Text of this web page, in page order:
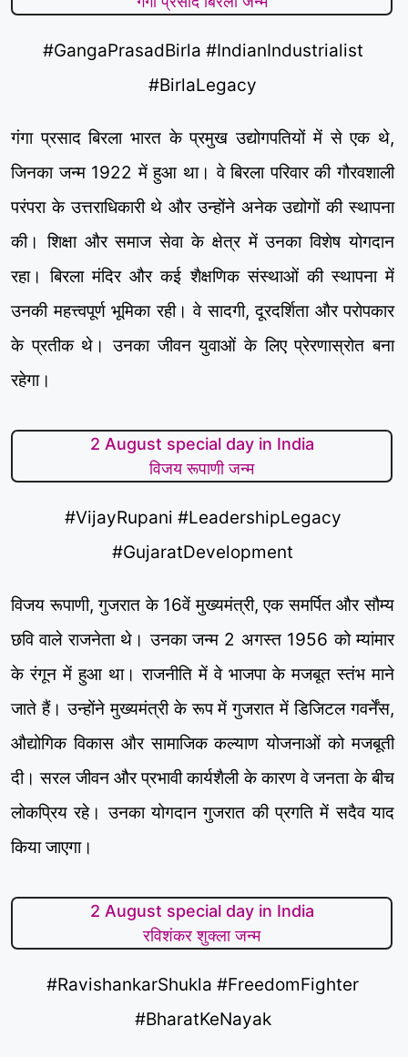
#GangaPrasadBirla #IndianIndustrialist
#BirlaLegacy
गंगा प्रसाद बिरला भारत के प्रमुख उद्योगपतियों में से एक थे,
जिनका जन्म 1922 में हुआ था। वे बिरला परिवार की गौरवशाली
परंपरा के उत्तराधिकारी थे और उन्होंने अनेक उद्योगों की स्थापना
की। शिक्षा और समाज सेवा के क्षेत्र में उनका विशेष योगदान
रहा। बिरला मंदिर और कई शैक्षणिक संस्थाओं की स्थापना में
उनकी महत्त्वपूर्ण भूमिका रही। वे सादगी, दूरदर्शिता और परोपकार
के प्रतीक थे। उनका जीवन युवाओं के लिए प्रेरणास्रोत बना
रहेगा।
2 August special day in India
विजय रूपाणी जन्म
#VijayRupani #LeadershipLegacy
#GujaratDevelopment
विजय रूपाणी, गुजरात के 16वें मुख्यमंत्री, एक समर्पित और सौम्य
छवि वाले राजनेता थे। उनका जन्म 2 अगस्त 1956 को म्यांमार
के रंगून में हुआ था। राजनीति में वे भाजपा के मजबूत स्तंभ माने
जाते हैं। उन्होंने मुख्यमंत्री के रूप में गुजरात में डिजिटल गवर्नेंस,
औद्योगिक विकास और सामाजिक कल्याण योजनाओं को मजबूती
दी। सरल जीवन और प्रभावी कार्यशैली के कारण वे जनता के बीच
लोकप्रिय रहे। उनका योगदान गुजरात की प्रगति में सदैव याद
किया जाएगा।
2 August special day in India
रविशंकर शुक्ला जन्म
#RavishankarShukla #FreedomFighter
#BharatKeNayak